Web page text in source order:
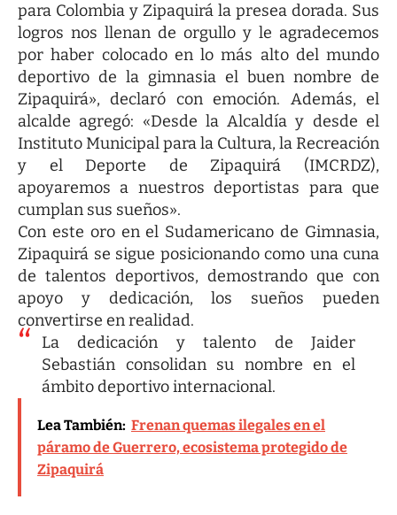
para Colombia y Zipaquirá la presea dorada. Sus
logros nos llenan de orgullo y le agradecemos
por haber colocado en lo más alto del mundo
deportivo de la gimnasia el buen nombre de
Zipaquirá», declaró con emoción. Además, el
alcalde agregó: «Desde la Alcaldía y desde el
Instituto Municipal para la Cultura, la Recreación
y el Deporte de Zipaquirá (IMCRDZ),
apoyaremos a nuestros deportistas para que
cumplan sus sueños».
Con este oro en el Sudamericano de Gimnasia,
Zipaquirá se sigue posicionando como una cuna
de talentos deportivos, demostrando que con
apoyo y dedicación, los sueños pueden
convertirse en realidad.
La dedicación y talento de Jaider
Sebastián consolidan su nombre en el
ámbito deportivo internacional.
Lea También: Frenan quemas ilegales en el
páramo de Guerrero, ecosistema protegido de
Zipaquirá